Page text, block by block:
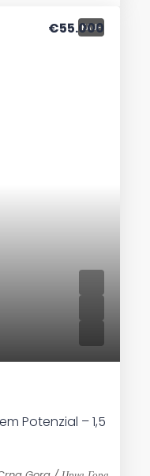
KAUF
Potenzial – 1,5
€55.000